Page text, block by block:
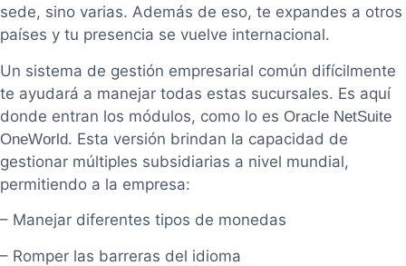
sede, sino varias. Además de eso, te expandes a otros
países y tu presencia se vuelve internacional.
Un sistema de gestión empresarial común difícilmente
te ayudará a manejar todas estas sucursales. Es aquí
donde entran los módulos, como lo es Oracle NetSuite
OneWorld. Esta versión brindan la capacidad de
gestionar múltiples subsidiarias a nivel mundial,
permitiendo a la empresa:
– Manejar diferentes tipos de monedas
– Romper las barreras del idioma